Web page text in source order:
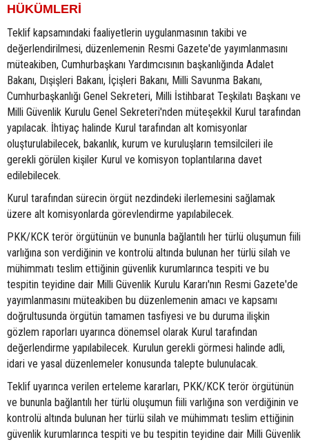
HÜKÜMLERİ
Teklif kapsamındaki faaliyetlerin uygulanmasının takibi ve
değerlendirilmesi, düzenlemenin Resmi Gazete'de yayımlanmasını
müteakiben, Cumhurbaşkanı Yardımcısının başkanlığında Adalet
Bakanı, Dışişleri Bakanı, İçişleri Bakanı, Milli Savunma Bakanı,
Cumhurbaşkanlığı Genel Sekreteri, Milli İstihbarat Teşkilatı Başkanı ve
Milli Güvenlik Kurulu Genel Sekreteri'nden müteşekkil Kurul tarafından
yapılacak. İhtiyaç halinde Kurul tarafından alt komisyonlar
oluşturulabilecek, bakanlık, kurum ve kuruluşların temsilcileri ile
gerekli görülen kişiler Kurul ve komisyon toplantılarına davet
edilebilecek.
Kurul tarafından sürecin örgüt nezdindeki ilerlemesini sağlamak
üzere alt komisyonlarda görevlendirme yapılabilecek.
PKK/KCK terör örgütünün ve bununla bağlantılı her türlü oluşumun fiili
varlığına son verdiğinin ve kontrolü altında bulunan her türlü silah ve
mühimmatı teslim ettiğinin güvenlik kurumlarınca tespiti ve bu
tespitin teyidine dair Milli Güvenlik Kurulu Kararı'nın Resmi Gazete'de
yayımlanmasını müteakiben bu düzenlemenin amacı ve kapsamı
doğrultusunda örgütün tamamen tasfiyesi ve bu duruma ilişkin
gözlem raporları uyarınca dönemsel olarak Kurul tarafından
değerlendirme yapılabilecek. Kurulun gerekli görmesi halinde adli,
idari ve yasal düzenlemeler konusunda talepte bulunulacak.
Teklif uyarınca verilen erteleme kararları, PKK/KCK terör örgütünün
ve bununla bağlantılı her türlü oluşumun fiili varlığına son verdiğinin ve
kontrolü altında bulunan her türlü silah ve mühimmatı teslim ettiğinin
güvenlik kurumlarınca tespiti ve bu tespitin teyidine dair Milli Güvenlik